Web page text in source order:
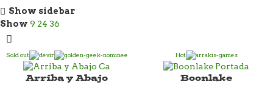
Show sidebar
Show 9 24 36
Sold out
Arriba y Abajo
Hot
Boonlake